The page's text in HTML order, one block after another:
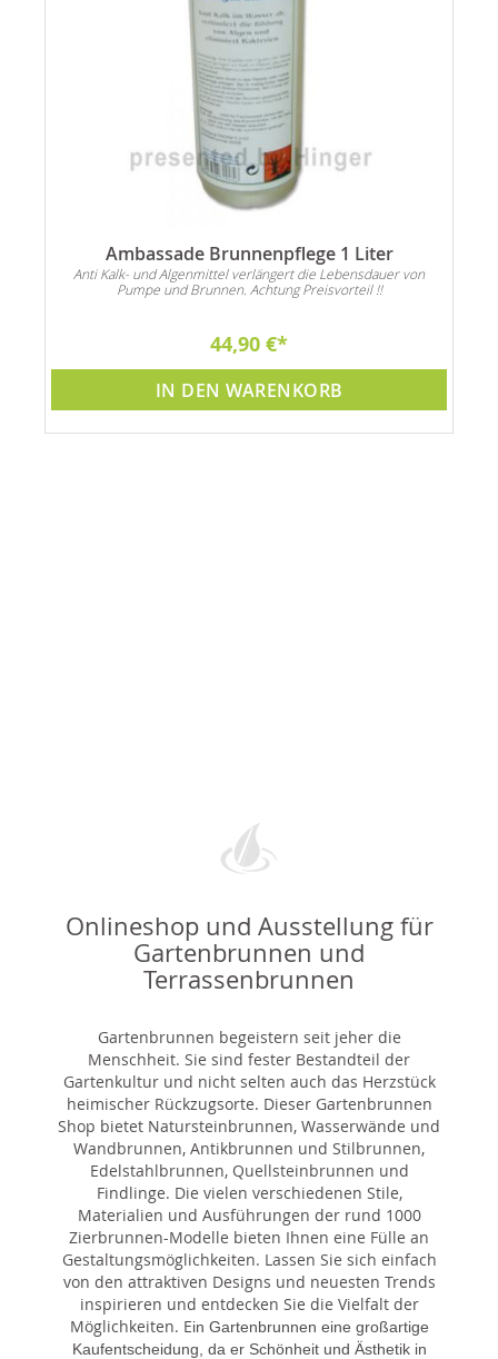
Ambassade Brunnenpflege 1 Liter
Anti Kalk- und Algenmittel verlängert die Lebensdauer von
Pumpe und Brunnen. Achtung Preisvorteil !!
44,90 €
IN DEN WARENKORB
Onlineshop und Ausstellung für
Gartenbrunnen und
Terrassenbrunnen
Gartenbrunnen begeistern seit jeher die
Menschheit. Sie sind fester Bestandteil der
Gartenkultur und nicht selten auch das Herzstück
heimischer Rückzugsorte. Dieser Gartenbrunnen
Shop bietet Natursteinbrunnen, Wasserwände und
Wandbrunnen, Antikbrunnen und Stilbrunnen,
Edelstahlbrunnen, Quellsteinbrunnen und
Findlinge. Die vielen verschiedenen Stile,
Materialien und Ausführungen der rund 1000
Zierbrunnen-Modelle bieten Ihnen eine Fülle an
Gestaltungsmöglichkeiten. Lassen Sie sich einfach
von den attraktiven Designs und neuesten Trends
inspirieren und entdecken Sie die Vielfalt der
Möglichkeiten. Ein Gartenbrunnen eine großartige
Kaufentscheidung, da er Schönheit und Ästhetik in